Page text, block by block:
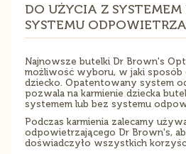
DO UŻYCIA Z SYSTEMEM
SYSTEMU
Najnowsze butelki Dr Brown's
możliwość wyboru, w jaki sposób
dziecko. Opatentowany system
pozwala na karmienie dziecka
systemem lub bez systemu
Podczas karmienia zalecamy
odpowietrzającego Dr Brown's,
doświadczyło wszystkich